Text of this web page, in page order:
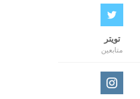
تويتر
متابعين